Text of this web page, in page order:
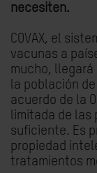
necesiten.
COVAX, el
vacunas a
mucho,
la población
acuerdo de la
limitada de las
suficiente. Es
propiedad
tratamientos